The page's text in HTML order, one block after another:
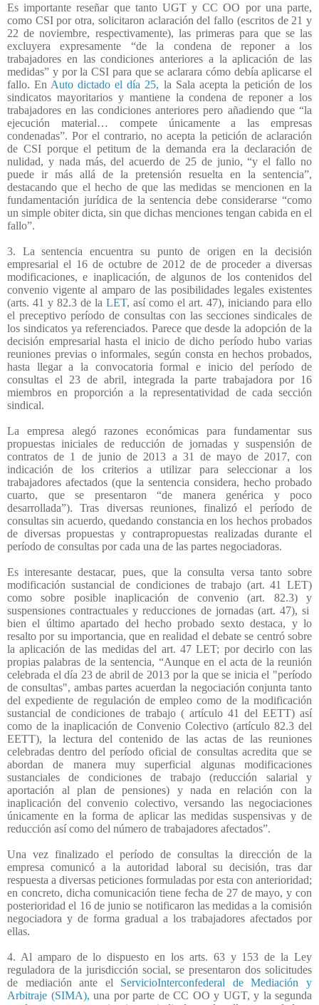
Es importante reseñar que tanto UGT y CC OO por una parte,
como CSI por otra, solicitaron aclaración del fallo (escritos de 21 y
22 de noviembre, respectivamente), las primeras para que se las
excluyera expresamente “de la condena de reponer a los
trabajadores en las condiciones anteriores a la aplicación de las
medidas” y por la CSI para que se aclarara cómo debía aplicarse el
fallo. En Auto dictado el día 25, la Sala acepta la petición de los
sindicatos mayoritarios y mantiene la condena de reponer a los
trabajadores en las condiciones anteriores pero añadiendo que “la
ejecución material… compete únicamente a las empresas
condenadas”. Por el contrario, no acepta la petición de aclaración
de CSI porque el petitum de la demanda era la declaración de
nulidad, y nada más, del acuerdo de 25 de junio, “y el fallo no
puede ir más allá de la pretensión resuelta en la sentencia”,
destacando que el hecho de que las medidas se mencionen en la
fundamentación jurídica de la sentencia debe considerarse “como
un simple obiter dicta, sin que dichas menciones tengan cabida en el
fallo”.
3. La sentencia encuentra su punto de origen en la decisión
empresarial el 16 de octubre de 2012 de de proceder a diversas
modificaciones, e inaplicación, de algunos de los contenidos del
convenio vigente al amparo de las posibilidades legales existentes
(arts. 41 y 82.3 de la LET, así como el art. 47), iniciando para ello
el preceptivo período de consultas con las secciones sindicales de
los sindicatos ya referenciados. Parece que desde la adopción de la
decisión empresarial hasta el inicio de dicho período hubo varias
reuniones previas o informales, según consta en hechos probados,
hasta llegar a la convocatoria formal e inicio del período de
consultas el 23 de abril, integrada la parte trabajadora por 16
miembros en proporción a la representatividad de cada sección
sindical.
La empresa alegó razones económicas para fundamentar sus
propuestas iniciales de reducción de jornadas y suspensión de
contratos de 1 de junio de 2013 a 31 de mayo de 2017, con
indicación de los criterios a utilizar para seleccionar a los
trabajadores afectados (que la sentencia considera, hecho probado
cuarto, que se presentaron “de manera genérica y poco
desarrollada”). Tras diversas reuniones, finalizó el período de
consultas sin acuerdo, quedando constancia en los hechos probados
de diversas propuestas y contrapropuestas realizadas durante el
período de consultas por cada una de las partes negociadoras.
Es interesante destacar, pues, que la consulta versa tanto sobre
modificación sustancial de condiciones de trabajo (art. 41 LET)
como sobre posible inaplicación de convenio (art. 82.3) y
suspensiones contractuales y reducciones de jornadas (art. 47), si
bien el último apartado del hecho probado sexto destaca, y lo
resalto por su importancia, que en realidad el debate se centró sobre
la aplicación de las medidas del art. 47 LET; por decirlo con las
propias palabras de la sentencia, “Aunque en el acta de la reunión
celebrada el día 23 de abril de 2013 por la que se inicia el "período
de consultas", ambas partes acuerdan la negociación conjunta tanto
del expediente de regulación de empleo como de la modificación
sustancial de condiciones de trabajo ( artículo 41 del EETT) así
como de la inaplicación de Convenio Colectivo (artículo 82.3 del
EETT), la lectura del contenido de las actas de las reuniones
celebradas dentro del período oficial de consultas acredita que se
abordan de manera muy superficial algunas modificaciones
sustanciales de condiciones de trabajo (reducción salarial y
aportación al plan de pensiones) y nada en relación con la
inaplicación del convenio colectivo, versando las negociaciones
únicamente en la forma de aplicar las medidas suspensivas y de
reducción así como del número de trabajadores afectados”.
Una vez finalizado el período de consultas la dirección de la
empresa comunicó a la autoridad laboral su decisión, tras dar
respuesta a diversas peticiones formuladas por esta con anterioridad;
en concreto, dicha comunicación tiene fecha de 27 de mayo, y con
posterioridad el 16 de junio se notificaron las medidas a la comisión
negociadora y de forma gradual a los trabajadores afectados por
ellas.
4. Al amparo de lo dispuesto en los arts. 63 y 153 de la Ley
reguladora de la jurisdicción social, se presentaron dos solicitudes
de mediación ante el ServicioInterconfederal de Mediación y
Arbitraje (SIMA), una por parte de CC OO y UGT, y la segunda